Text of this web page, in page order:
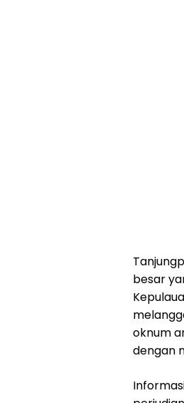
besar
oknum
dengan